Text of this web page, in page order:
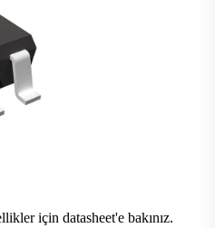
için datasheet'e bakınız.